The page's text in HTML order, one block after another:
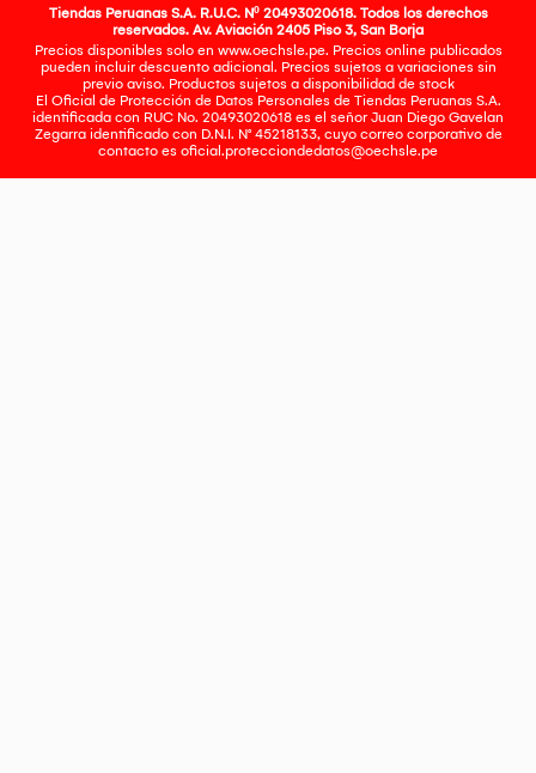
Tiendas Peruanas S.A. R.U.C. Nº 20493020618. Todos los derechos
reservados. Av. Aviación 2405 Piso 3, San Borja
Precios disponibles solo en www.oechsle.pe. Precios online publicados
pueden incluir descuento adicional. Precios sujetos a variaciones sin
previo aviso. Productos sujetos a disponibilidad de stock
El Oficial de Protección de Datos Personales de Tiendas Peruanas S.A.
identificada con RUC No. 20493020618 es el señor Juan Diego Gavelan
Zegarra identificado con D.N.I. N° 45218133, cuyo correo corporativo de
contacto es oficial.protecciondedatos@oechsle.pe